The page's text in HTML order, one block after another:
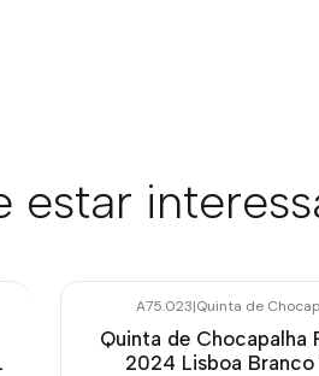
estar
A75.023|Quinta de
Quinta de Chocapalha
2024 Lisboa